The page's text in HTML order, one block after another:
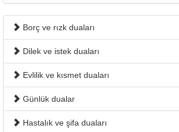
Borç ve rızk duaları
Dilek ve istek duaları
Evlilik ve kısmet duaları
Günlük dualar
Hastalık ve şifa duaları